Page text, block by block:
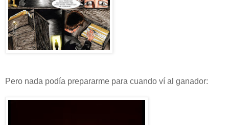
Pero nada podía prepararme para cuando ví al ganador: